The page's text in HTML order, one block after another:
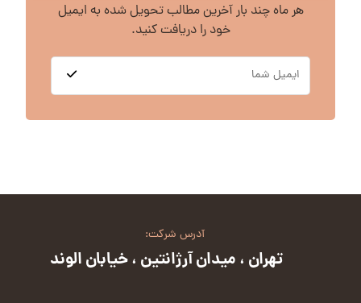
هر ماه چند بار آخرین مطالب تحویل شده به ایمیل
خود را دریافت کنید.
آدرس شرکت:
تهران ، میدان آرژانتین ، خیابان الوند